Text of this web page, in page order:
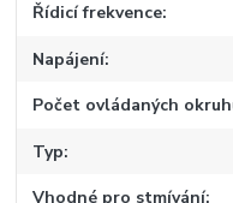
Řídicí frekvence
Napájení
Počet ovládaných
Typ
Vhodné pro stmívání